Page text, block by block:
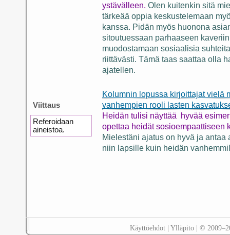
ystävälleen. Olen kuitenkin sitä
tärkeää oppia keskustelemaan
kanssa. Pidän myös huonona
sitoutuessaan parhaaseen
muodostamaan sosiaalisia
riittävästi. Tämä taas saattaa olla
ajatellen.
Kolumnin lopussa kirjoittajat vielä
vanhempien rooli lasten
Viittaus
Referoidaan
aineistoa.
Heidän tulisi näyttää hyvää
opettaa heidät sosioempaattiseen
Mielestäni ajatus on hyvä ja antaa
niin lapsille kuin heidän
Käyttöehdot| Ylläpito| ©